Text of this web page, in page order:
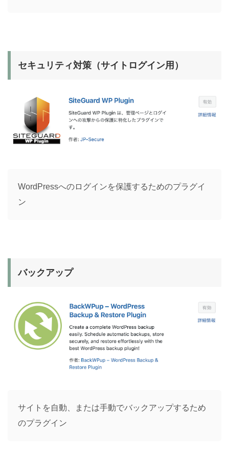
セキュリティ対策（サイトログイン用）
WordPressへのログインを保護するためのプラグイ
ン
バックアップ
サイトを自動、または手動でバックアップするため
のプラグイン